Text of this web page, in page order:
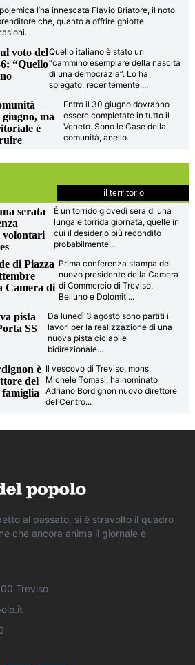
l’ha innescata Flavio Briatore, il noto
che, quanto a offrire ghiotte
...
voto del
“Quello
Quello italiano è stato un
“cammino esemplare della nascita
di una democrazia”. Lo ha
spiegato, recentemente,...
ma
è
Entro il 30 giugno dovranno
essere completate in tutto il
Veneto. Sono le Case della
comunità, anello...
il territorio
serata
volontari
È un torrido giovedì sera di una
lunga e torrida giornata, quelle in
cui il desiderio più recondito
probabilmente...
di Piazza
Camera di
Prima conferenza stampa del
nuovo presidente della Camera
di Commercio di Treviso,
Belluno e Dolomiti...
pista
SS
Da lunedì 3 agosto sono partiti i
lavori per la realizzazione di una
nuova pista ciclabile
bidirezionale...
è
del
Il vescovo di Treviso, mons.
Michele Tomasi, ha nominato
Adriano Bordignon nuovo direttore
del Centro...
al passato, si è stravolto il quadro
che ancora anima il giornale è
Treviso